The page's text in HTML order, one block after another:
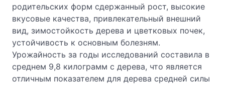
родительских форм сдержанный рост, высокие
вкусовые качества, привлекательный внешний
вид, зимостойкость дерева и цветковых почек,
устойчивость к основным болезням.
Урожайность за годы исследований составила в
среднем 9,8 килограмм с дерева, что является
отличным показателем для дерева средней силы